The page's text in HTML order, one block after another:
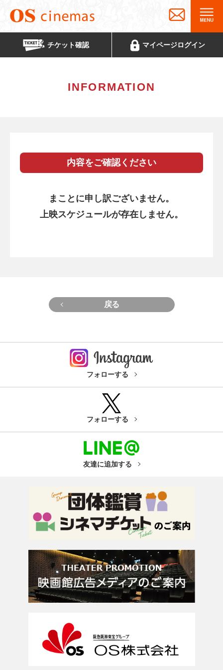
チケット確認 マイページログイン
INFORMATION
内容をご確認ください
まことに申し訳ございません。
上映スケジュールが存在しません。
戻る
フォローする
フォローする
友達に追加する